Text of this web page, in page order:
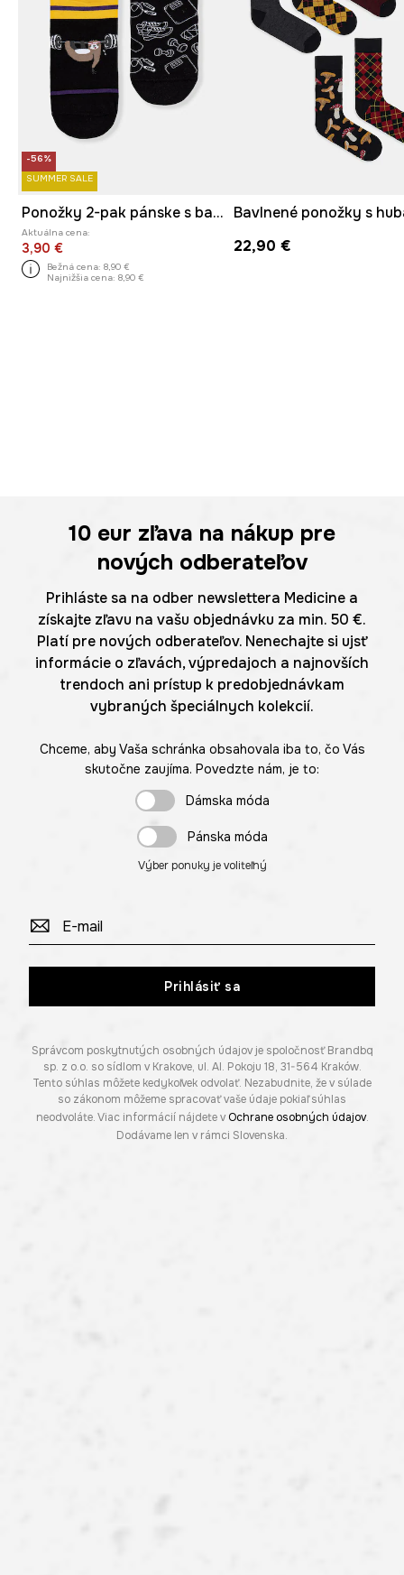
-56%
SUMMER SALE
Ponožky 2-pak pánske s bavlnou
Aktuálna cena:
3,90 €
Bežná cena: 8,90 €
Najnižšia cena: 8,90 €
22,90 €
10 eur zľava na nákup pre
nových odberateľov
Prihláste sa na odber newslettera Medicine a
získajte zľavu na vašu objednávku za min. 50 €.
Platí pre nových odberateľov. Nenechajte si ujsť
informácie o zľavách, výpredajoch a najnovších
trendoch ani prístup k predobjednávkam
vybraných špeciálnych kolekcií.
Chceme, aby Vaša schránka obsahovala iba to, čo Vás
skutočne zaujíma. Povedzte nám, je to:
Dámska móda
Pánska móda
Výber ponuky je voliteľný
Prihlásiť sa
Správcom poskytnutých osobných údajov je spoločnosť Brandbq
sp. z o.o. so sídlom v Krakove, ul. Al. Pokoju 18, 31-564 Kraków.
Tento súhlas môžete kedykoľvek odvolať. Nezabudnite, že v súlade
so zákonom môžeme spracovať vaše údaje pokiaľ súhlas
neodvoláte. Viac informácií nájdete v Ochrane osobných údajov.
Dodávame len v rámci Slovenska.